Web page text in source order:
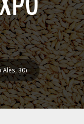
Alès, 30)